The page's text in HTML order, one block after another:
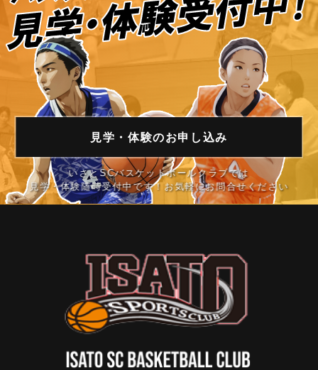
見学・体験のお申し込み
いさとSCバスケットボールクラブでは
見学・体験随時受付中です！お気軽にお問合せください